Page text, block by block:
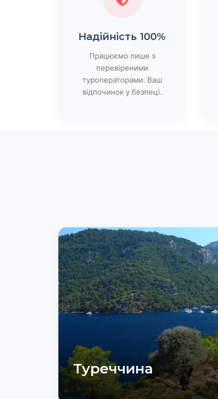
Надійність 100%
Працюємо лише з
перевіреними
туроператорами. Ваш
відпочинок у безпеці.
Туреччина